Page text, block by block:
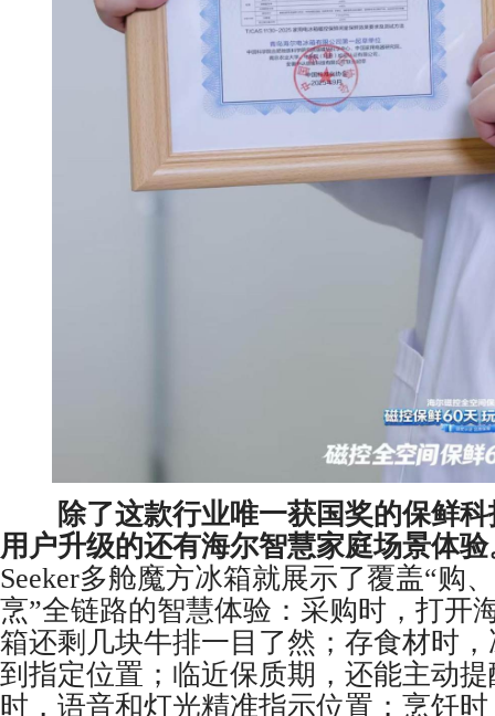
除了这款行业唯一获国奖的保鲜科
用户升级的还有海尔智慧家庭场景体验
Seeker多舱魔方冰箱就展示了覆盖“购
烹”全链路的智慧体验：采购时，打开
箱还剩几块牛排一目了然；存食材时
到指定位置；临近保质期，还能主动
时，语音和灯光精准指示位置；烹饪